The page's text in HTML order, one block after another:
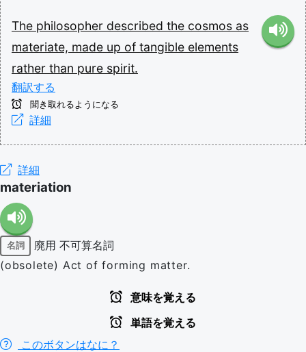
The philosopher described the cosmos as
materiate, made up of tangible elements
rather than pure spirit.
翻訳する
聞き取れるようになる
詳細
詳細
materiation
名詞 廃用 不可算名詞
(obsolete) Act of forming matter.
意味を覚える
単語を覚える
このボタンはなに？